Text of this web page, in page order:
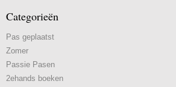
Categorieën
Pas geplaatst
Zomer
Passie Pasen
2ehands boeken